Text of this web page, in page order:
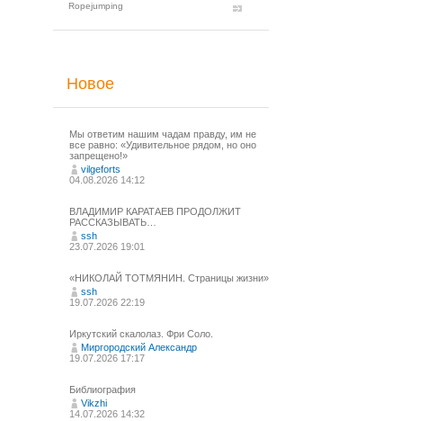
Ropejumping
Новое
Мы ответим нашим чадам правду, им не
все равно: «Удивительное рядом, но оно
запрещено!»
vilgeforts
04.08.2026 14:12
ВЛАДИМИР КАРАТАЕВ ПРОДОЛЖИТ
РАССКАЗЫВАТЬ…
ssh
23.07.2026 19:01
«НИКОЛАЙ ТОТМЯНИН. Страницы жизни»
ssh
19.07.2026 22:19
Иркутский скалолаз. Фри Соло.
Миргородский Александр
19.07.2026 17:17
Библиография
Vikzhi
14.07.2026 14:32